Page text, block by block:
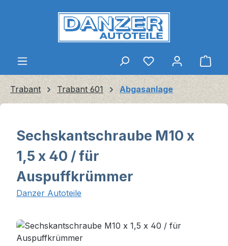
Zum Hauptinhalt springen
Trabant Trabant 601 Abgasanlage
Sechskantschraube M10 x
1,5 x 40 / für
Auspuffkrümmer
Danzer Autoteile
Bildergalerie überspringen